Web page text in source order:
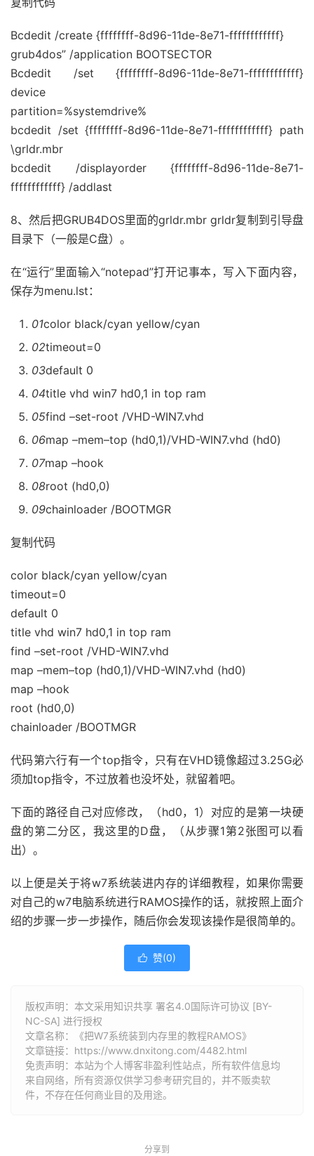
Bcdedit /create {ffffffff-8d96-11de-8e71-ffffffffffff}
grub4dos” /application BOOTSECTOR
Bcdedit /set {ffffffff-8d96-11de-8e71-ffffffffffff}
device
partition=%systemdrive%
bcdedit /set {ffffffff-8d96-11de-8e71-ffffffffffff} path
\grldr.mbr
bcdedit /displayorder {ffffffff-8d96-11de-8e71-
ffffffffffff} /addlast
8、然后把GRUB4DOS里面的grldr.mbr grldr复制到引导盘
目录下（一般是C盘）。
在“运行”里面输入“notepad”打开记事本，写入下面内容，
保存为menu.lst：
01color black/cyan yellow/cyan
02timeout=0
03default 0
04title vhd win7 hd0,1 in top ram
05find –set-root /VHD-WIN7.vhd
06map –mem–top (hd0,1)/VHD-WIN7.vhd (hd0)
07map –hook
08root (hd0,0)
09chainloader /BOOTMGR
复制代码
color black/cyan yellow/cyan
timeout=0
default 0
title vhd win7 hd0,1 in top ram
find –set-root /VHD-WIN7.vhd
map –mem–top (hd0,1)/VHD-WIN7.vhd (hd0)
map –hook
root (hd0,0)
chainloader /BOOTMGR
代码第六行有一个top指令，只有在VHD镜像超过3.25G必
须加top指令，不过放着也没坏处，就留着吧。
下面的路径自己对应修改，（hd0，1）对应的是第一块硬
盘的第二分区，我这里的D盘，（从步骤1第2张图可以看
出）。
以上便是关于将w7系统装进内存的详细教程，如果你需要
对自己的w7电脑系统进行RAMOS操作的话，就按照上面介
绍的步骤一步一步操作，随后你会发现该操作是很简单的。
 赞(0)
版权声明：本文采用知识共享 署名4.0国际许可协议 [BY-
NC-SA] 进行授权
文章名称：《把W7系统装到内存里的教程RAMOS》
文章链接： https://www.dnxitong.com/4482.html
免责声明：本站为个人博客非盈利性站点，所有软件信息均
来自网络，所有资源仅供学习参考研究目的，并不贩卖软
件，不存在任何商业目的及用途。
分享到